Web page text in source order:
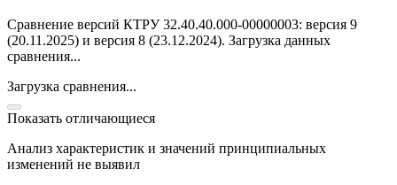
Сравнение версий КТРУ 32.40.40.000-00000003: версия 9
(20.11.2025) и версия 8 (23.12.2024). Загрузка данных
сравнения...
Загрузка сравнения...
Показать отличающиеся
Анализ характеристик и значений принципиальных
изменений не выявил